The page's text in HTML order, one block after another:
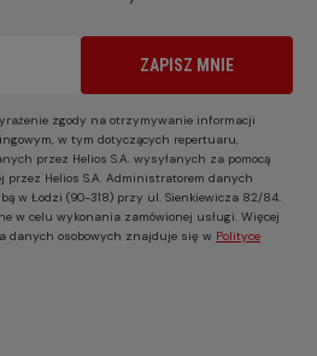
ZAPISZ MNIE
zgody na otrzymywanie informacji
w tym dotyczących repertuaru,
przez Helios S.A. wysyłanych za pomocą
przez Helios S.A. Administratorem danych
w Łodzi (90-318) przy ul. Sienkiewicza 82/84.
w celu wykonania zamówionej usługi. Więcej
danych osobowych znajduje się w Polityce